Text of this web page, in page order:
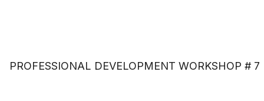
PROFESSIONAL DEVELOPMENT WORKSHOP # 7